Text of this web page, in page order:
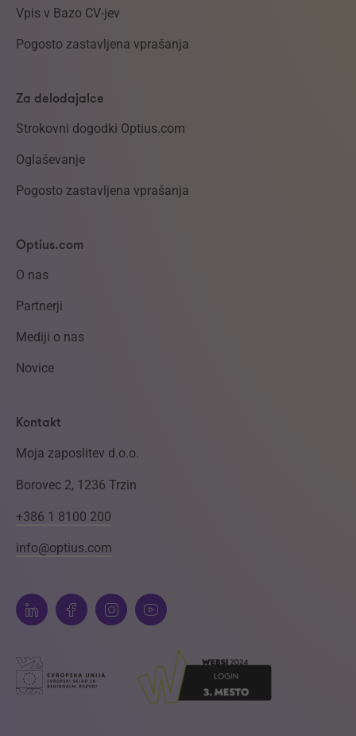
Vpis v Bazo CV-jev
Pogosto zastavljena vprašanja
Za delodajalce
Strokovni dogodki Optius.com
Oglaševanje
Pogosto zastavljena vprašanja
Optius.com
O nas
Partnerji
Mediji o nas
Novice
Kontakt
Moja zaposlitev d.o.o.
Borovec 2, 1236 Trzin
+386 1 8100 200
info@optius.com